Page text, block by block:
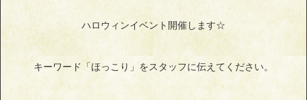
ハロウィンイベント開催します☆
キーワード「ほっこり」をスタッフに伝えてください。